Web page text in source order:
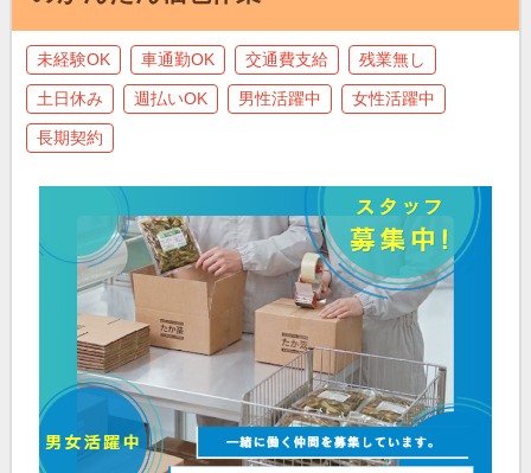
未経験OK 車通勤OK 交通費支給 残業無し
土日休み 週払いOK 男性活躍中 女性活躍中
長期契約